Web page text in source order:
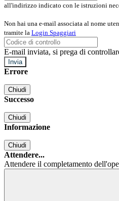
all'indirizzo indicato con le istruzioni
Non hai una e-mail associata al nome
tramite la Login Spaggiari
E-mail inviata, si prega di
Errore
Chiudi
Successo
Chiudi
Informazione
Chiudi
Attendere...
Attendere il completamento